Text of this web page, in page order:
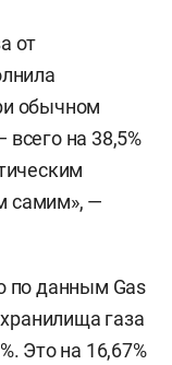
от
обычном
на 38,5%
самим», —
по данным Gas
газа
Это на 16,67%